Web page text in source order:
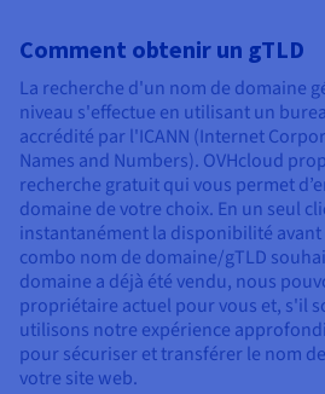
Comment obtenir un gTLD
La recherche d'un nom de domaine
niveau s'effectue en utilisant un
accrédité par l'ICANN (Internet
Names and Numbers). OVHcloud
recherche gratuit qui vous permet
domaine de votre choix. En un seul
instantanément la disponibilité
combo nom de domaine/gTLD
domaine a déjà été vendu, nous
propriétaire actuel pour vous et, s'il
utilisons notre expérience
pour sécuriser et transférer le nom
votre site web.